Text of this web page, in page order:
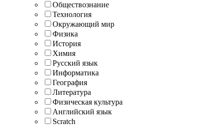
Обществознание
Технология
Окружающий мир
Физика
История
Химия
Русский язык
Информатика
География
Литература
Физическая культура
Английский язык
Scratch